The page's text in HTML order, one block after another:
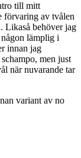
till mitt
förvaring av tvålen
Likaså behöver jag
lämplig i
innan jag
men just
när nuvarande tar
variant av no